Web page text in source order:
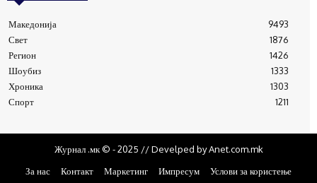
Македонија
9493
Свет
1876
Регион
1426
Шоубиз
1333
Хроника
1303
Спорт
1211
Журнал .мк © - 2025 // Develped by Anet.com.mk
За нас
Контакт Маркетинг Импресум Услови за користење